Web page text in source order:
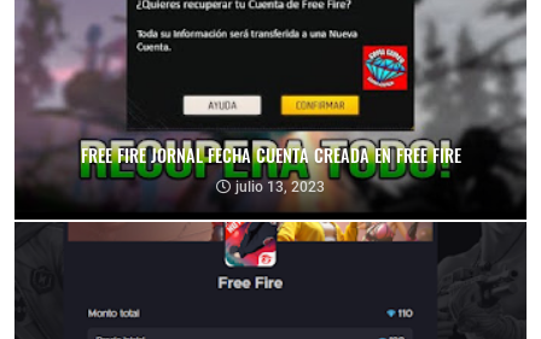
FREE FIRE JORNAL FECHA CUENTA CREADA EN FREE FIRE
julio 13, 2023